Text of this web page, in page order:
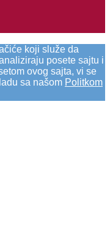
koji služe da
posete sajtu i
ovog sajta, vi se
sa našom Politkom